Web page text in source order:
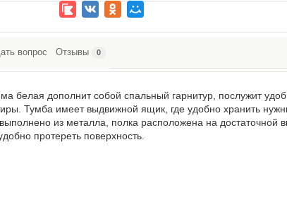
вопрос Отзывы 0
белая дополнит собой спальный гарнитур, послужит
Тумба имеет выдвижной ящик, где удобно хранить
из металла, полка расположена на достаточной
протереть поверхность.